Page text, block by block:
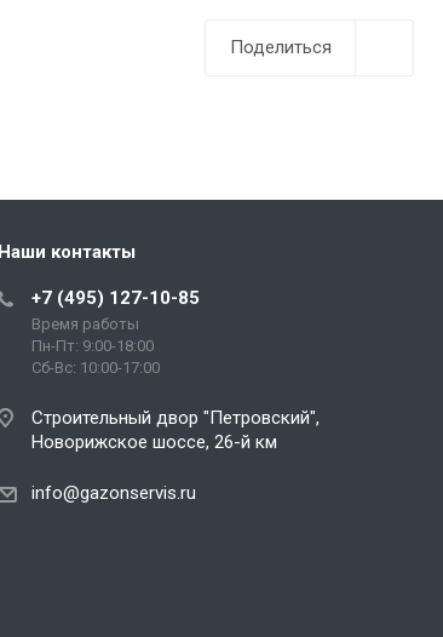
Поделиться
Наши контакты
+7 (495) 127-10-85
Время работы
Пн-Пт: 9:00-18:00
Сб-Вс: 10:00-17:00
Строительный двор "Петровский",
Новорижское шоссе, 26-й км
info@gazonservis.ru